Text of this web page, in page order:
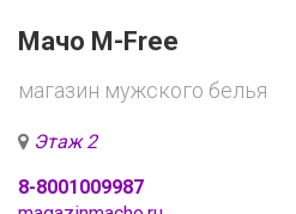
Мачо M-Free
магазин мужского белья
Этаж 2
8-8001009987